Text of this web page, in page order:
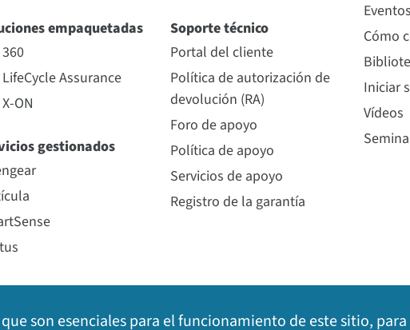
empaquetadas
Assurance
ON
gestionados
Soporte técnico
Portal del cliente
Política de autorización de
devolución (RA)
Foro de apoyo
Política de apoyo
Servicios de apoyo
Registro de la garantía
Eventos
Cómo
Iniciar
Vídeos
son esenciales para el funcionamiento de este sitio,